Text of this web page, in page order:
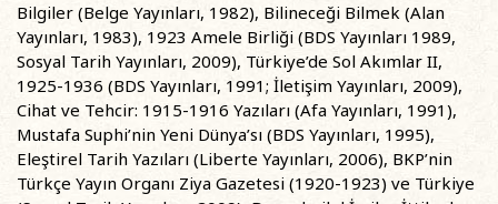
Bilgiler (Belge Yayınları, 1982), Bilineceği Bilmek (Alan
Yayınları, 1983), 1923 Amele Birliği (BDS Yayınları 1989,
Sosyal Tarih Yayınları, 2009), Türkiye’de Sol Akımlar II,
1925-1936 (BDS Yayınları, 1991; İletişim Yayınları, 2009),
Cihat ve Tehcir: 1915-1916 Yazıları (Afa Yayınları, 1991),
Mustafa Suphi’nin Yeni Dünya’sı (BDS Yayınları, 1995),
Eleştirel Tarih Yazıları (Liberte Yayınları, 2006), BKP’nin
Türkçe Yayın Organı Ziya Gazetesi (1920-1923) ve Türkiye